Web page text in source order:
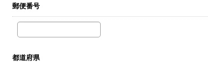
郵便番号
都道府県